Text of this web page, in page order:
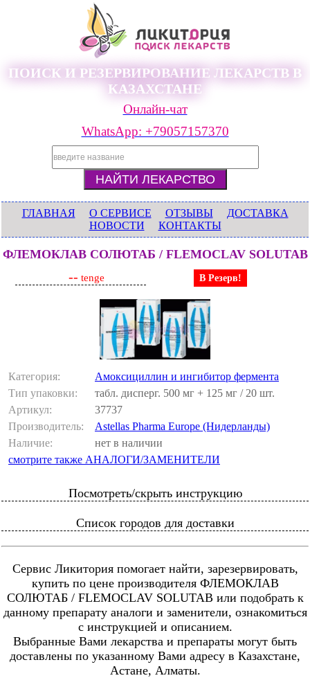
ПОИСК И РЕЗЕРВИРОВАНИЕ ЛЕКАРСТВ В
КАЗАХСТАНЕ
Онлайн-чат
WhatsApp: +79057157370
ГЛАВНАЯ О СЕРВИСЕ ОТЗЫВЫ
ДОСТАВКА
НОВОСТИ
КОНТАКТЫ
ФЛЕМОКЛАВ СОЛЮТАБ / FLEMOСLAV SOLUTAB
-- tenge В Резерв!
Категория:
Амоксициллин и ингибитор фермента
Тип упаковки:
табл. дисперг. 500 мг + 125 мг / 20 шт.
Артикул:
37737
Производитель:
Astellas Pharma Europe (Нидерланды)
Наличие:
нет в наличии
смотрите также АНАЛОГИ/ЗАМЕНИТЕЛИ
Посмотреть/скрыть инструкцию
Список городов для доставки
Сервис Ликитория помогает найти, зарезервировать,
купить по цене производителя ФЛЕМОКЛАВ
СОЛЮТАБ / FLEMOСLAV SOLUTAB или подобрать к
данному препарату аналоги и заменители, ознакомиться
с инструкцией и описанием.
Выбранные Вами лекарства и препараты могут быть
доставлены по указанному Вами адресу в Казахстане,
Астане, Алматы.